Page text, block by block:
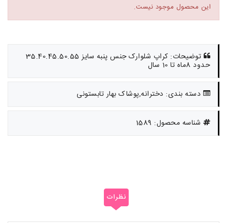
این محصول موجود نیست.
توضیحات: کراپ شلوارک جنس پنبه سایز 35.40.45.50.55
حدود 8ماه تا 10 سال
دسته بندی: دخترانه,پوشاک بهار تابستونی
شناسه محصول: 1589
نظرات